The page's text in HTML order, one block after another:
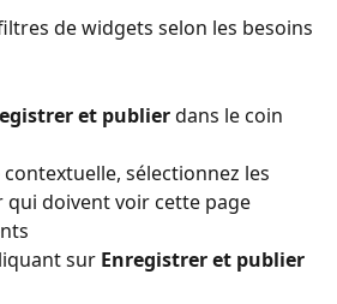
de widgets selon les besoins
et publier dans le coin
sélectionnez les
qui doivent voir cette page
sur Enregistrer et publier